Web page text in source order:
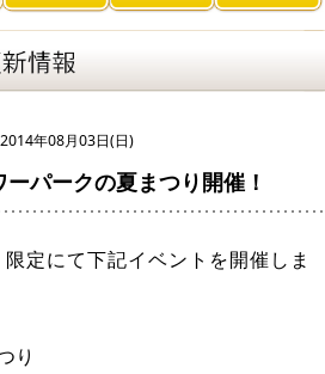
2014年08月03日(日)
パークの夏まつり開催！
定にて下記イベントを開催しま
り